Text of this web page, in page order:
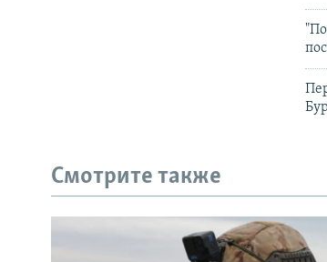
Смотрите также